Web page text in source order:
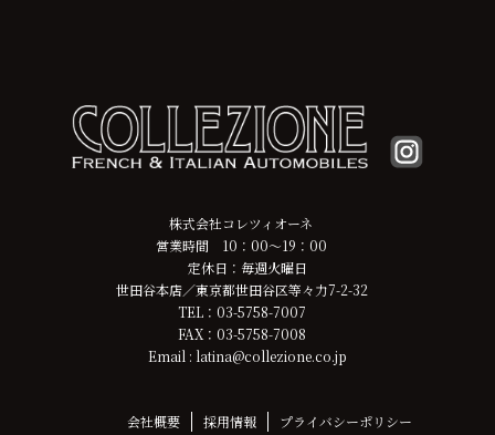
株式会社コレツィオーネ
営業時間 10：00～19：00
定休日：毎週火曜日
世田谷本店／東京都世田谷区等々力7-2-32
TEL：03-5758-7007
FAX：03-5758-7008
Email : latina@collezione.co.jp
会社概要 採用情報 プライバシーポリシー